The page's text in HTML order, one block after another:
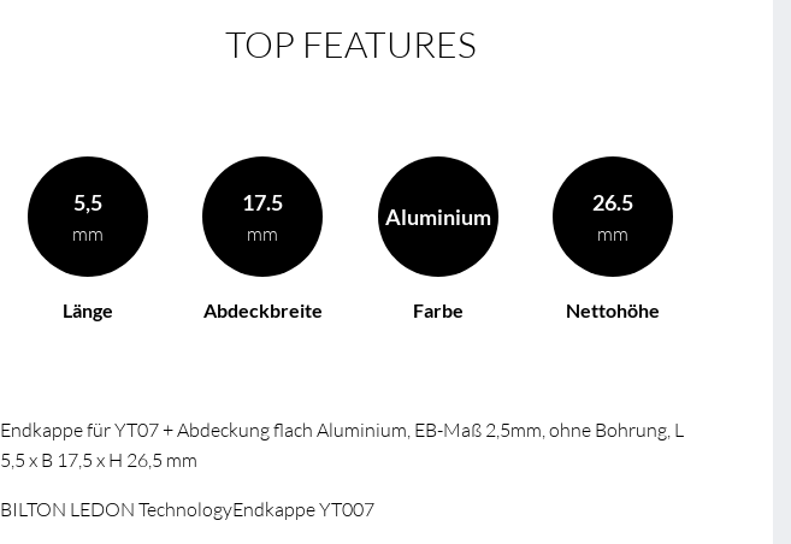
TOP FEATURES
5,5
mm
Länge
17.5
mm
Abdeckbreite
Aluminium
Farbe
26.5
mm
Nettohöhe
Endkappe für YT07 + Abdeckung flach Aluminium, EB-Maß 2,5mm, ohne Bohrung, L
5,5 x B 17,5 x H 26,5 mm
BILTON LEDON TechnologyEndkappe YT007